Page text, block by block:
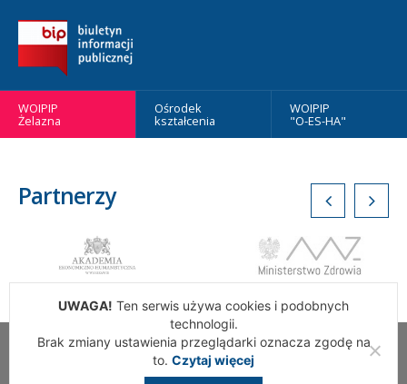
WOIPIP
Żelazna
Ośrodek
kształcenia
WOIPIP
"O-ES-HA"
Partnerzy
Wszelkie Prawa Zastrzeżone. Warszawska Okręgowa Izba
UWAGA! Ten serwis używa cookies i podobnych
technologii.
Brak zmiany ustawienia przeglądarki oznacza zgodę na
to. Czytaj więcej